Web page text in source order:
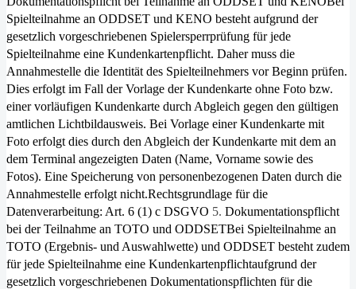
Spielteilnahme an ODDSET und KENO besteht aufgrund der
gesetzlich vorgeschriebenen Spielersperrprüfung für jede
Spielteilnahme eine Kundenkartenpflicht. Daher muss die
Annahmestelle die Identität des Spielteilnehmers vor Beginn prüfen.
Dies erfolgt im Fall der Vorlage der Kundenkarte ohne Foto bzw.
einer vorläufigen Kundenkarte durch Abgleich gegen den gültigen
amtlichen Lichtbildausweis. Bei Vorlage einer Kundenkarte mit
Foto erfolgt dies durch den Abgleich der Kundenkarte mit dem an
dem Terminal angezeigten Daten (Name, Vorname sowie des
Fotos). Eine Speiche­rung von personenbezogenen Daten durch die
Annahmestelle erfolgt nicht.Rechtsgrundlage für die
Datenverarbeitung: Art. 6 (1) c DSGVO 5. Dokumentationspflicht
bei der Teilnahme an TOTO und ODDSETBei Spielteilnahme an
TOTO (Ergebnis- und Auswahlwette) und ODDSET besteht zudem
für jede Spielteilnahme eine Kun­denkartenpflichtaufgrund der
gesetzlich vorgeschriebenen Dokumentationspflichten für die